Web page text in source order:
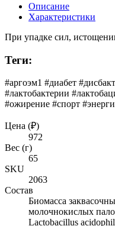
Описание
Характеристики
При упадке сил,
Теги:
#аргоэм1 #диабет
#лактобактерии
#ожирение #спорт
Цена (₽)
972
Вес (г)
65
SKU
2063
Состав
Биомасса
молочнокислых
Lactobacillus